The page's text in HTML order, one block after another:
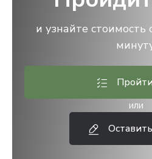
и узнайте стоимость
или